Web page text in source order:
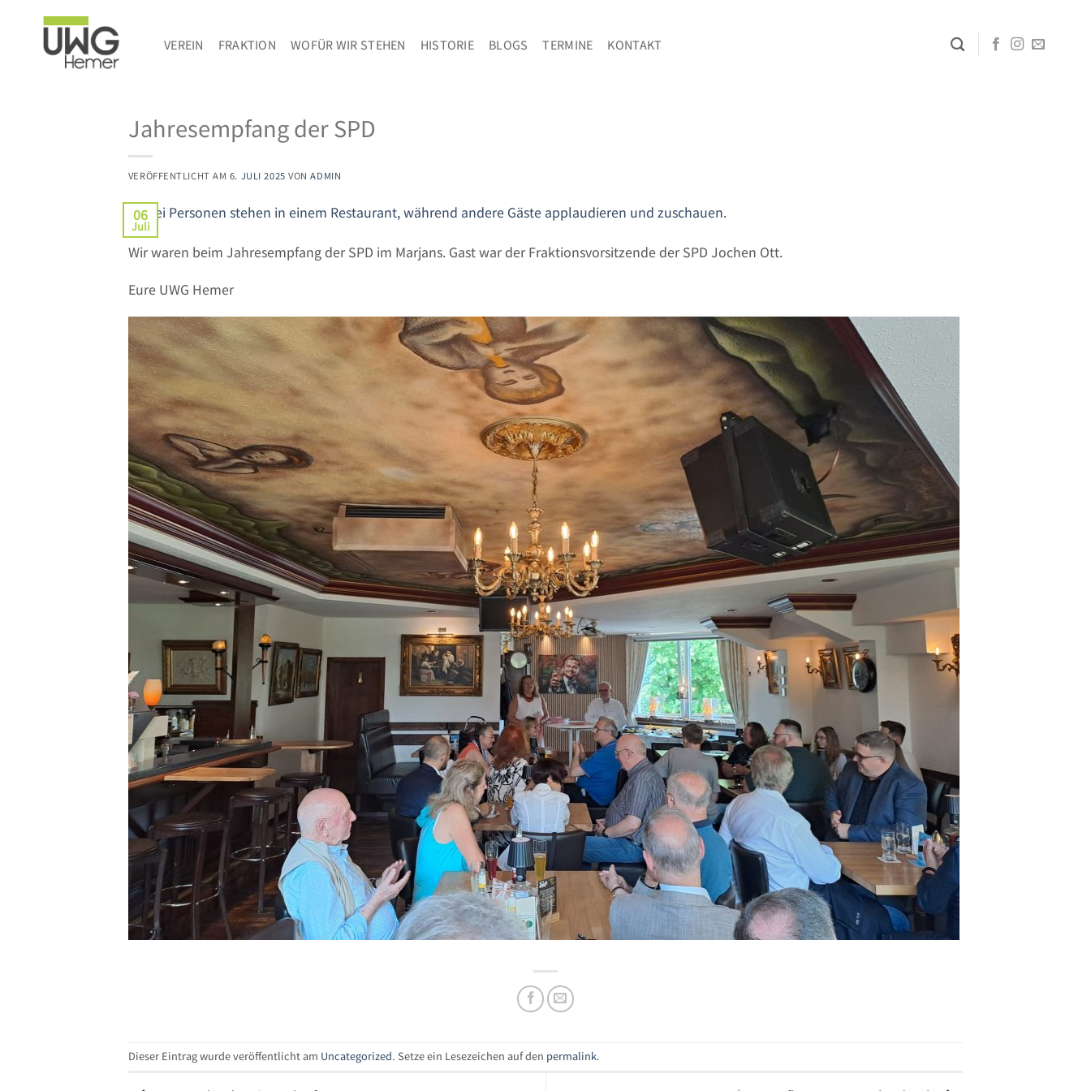
springen
VEREIN FRAKTION WOFÜR WIR STEHEN HISTORIE BLOGS TERMINE KONTAKT
Jahresempfang der SPD
VERÖFFENTLICHT AM 6. JULI 2025 VONADMIN
06
Juli
Wir waren beim Jahresempfang der SPD im Marjans. Gast war der Fraktionsvorsitzende der SPD Jochen Ott.
Eure UWG Hemer
Dieser Eintrag wurde veröffentlicht am Uncategorized. Setze ein Lesezeichen auf den permalink.